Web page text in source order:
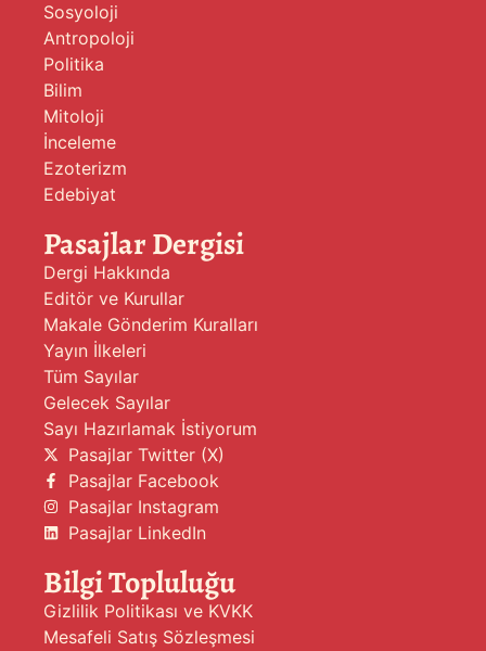
Sosyoloji
Antropoloji
Politika
Bilim
Mitoloji
İnceleme
Ezoterizm
Edebiyat
Pasajlar Dergisi
Dergi Hakkında
Editör ve Kurullar
Makale Gönderim Kuralları
Yayın İlkeleri
Tüm Sayılar
Gelecek Sayılar
Sayı Hazırlamak İstiyorum
Pasajlar Twitter (X)
Pasajlar Facebook
Pasajlar Instagram
Pasajlar LinkedIn
Bilgi Topluluğu
Gizlilik Politikası ve KVKK
Mesafeli Satış Sözleşmesi